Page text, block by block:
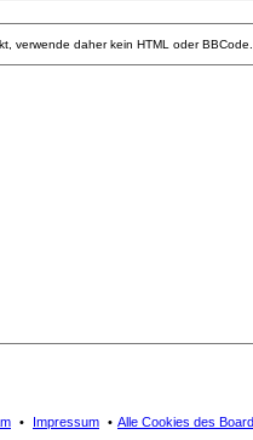
verwende daher kein HTML oder
Alle Cookies des
Impressum